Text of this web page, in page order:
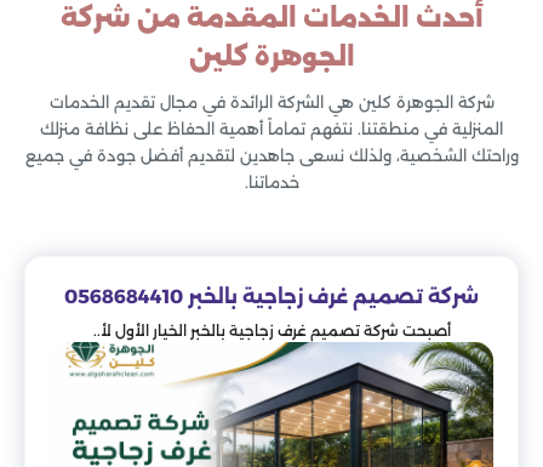
أحدث الخدمات المقدمة من شركة
الجوهرة كلين
شركة الجوهرة كلين هي الشركة الرائدة في مجال تقديم الخدمات
المنزلية في منطقتنا. نتفهم تماماً أهمية الحفاظ على نظافة منزلك
وراحتك الشخصية، ولذلك نسعى جاهدين لتقديم أفضل جودة في جميع
خدماتنا.
شركة تصميم غرف زجاجية بالخبر 0568684410
أصبحت شركة تصميم غرف زجاجية بالخبر الخيار الأول لأ..